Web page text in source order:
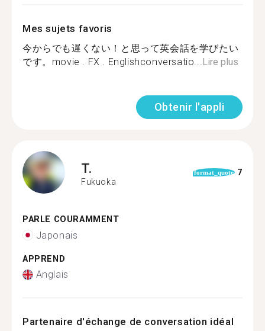
Mes sujets favoris
今からでも遅くない！と思って英会話を学びたい
です。movie . FX . Englishconversatio...Lire plus
Obtenir l'appli
T.
Fukuoka
format_quote 7
PARLE COURAMMENT
Japonais
APPREND
Anglais
Partenaire d'échange de conversation idéal